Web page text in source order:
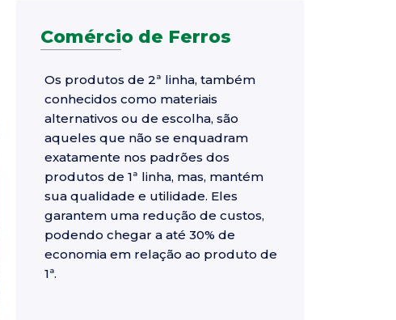
Comércio de Ferros
Os produtos de 2ª linha, também
conhecidos como materiais
alternativos ou de escolha, são
aqueles que não se enquadram
exatamente nos padrões dos
produtos de 1ª linha, mas, mantém
sua qualidade e utilidade. Eles
garantem uma redução de custos,
podendo chegar a até 30% de
economia em relação ao produto de
1ª.